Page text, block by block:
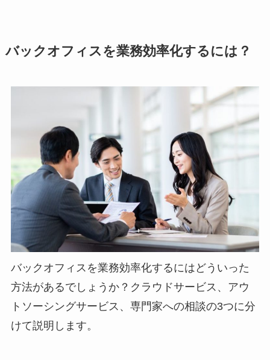
バックオフィスを業務効率化するには？
バックオフィスを業務効率化するにはどういった
方法があるでしょうか？クラウドサービス、アウ
トソーシングサービス、専門家への相談の3つに分
けて説明します。